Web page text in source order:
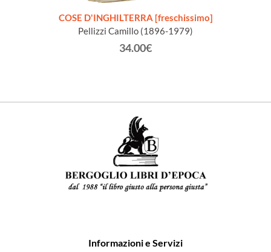
COSE D'INGHILTERRA [freschissimo]
Pellizzi Camillo (1896-1979)
34.00€
Informazioni e Servizi